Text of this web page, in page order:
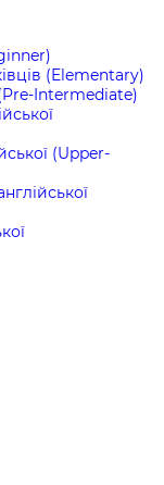
(Elementary)
Intermediate)
(Upper-